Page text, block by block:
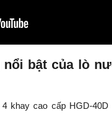
bật của lò
khay cao cấp HGD-